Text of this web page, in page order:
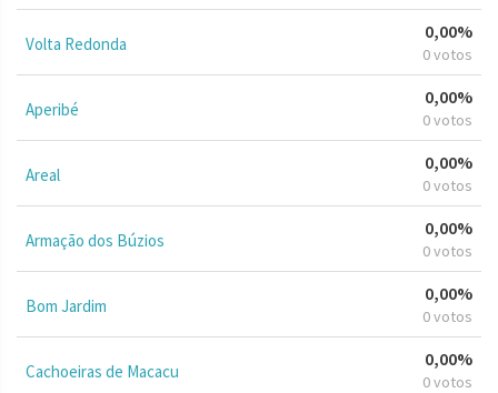
Volta Redonda
0,00%
0 votos
Aperibé
0,00%
0 votos
Areal
0,00%
0 votos
Armação dos Búzios
0,00%
0 votos
Bom Jardim
0,00%
0 votos
Cachoeiras de Macacu
0,00%
0 votos